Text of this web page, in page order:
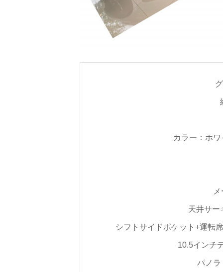
カラー：ホ
天井サー
シフトサイドポケット+運転
10.5インチ
パノラ